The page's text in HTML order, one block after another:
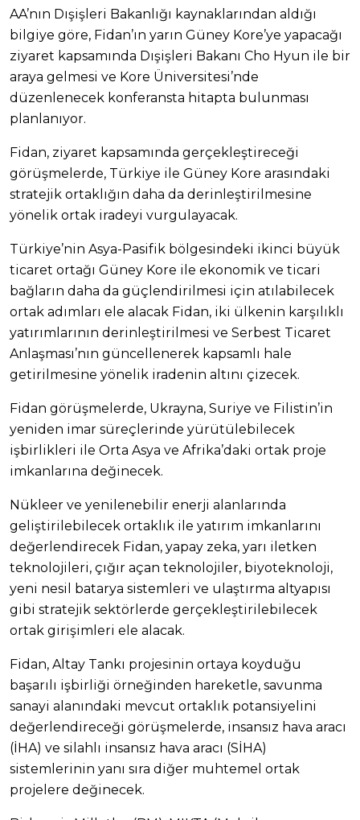
AA’nın Dışişleri Bakanlığı kaynaklarından aldığı
bilgiye göre, Fidan’ın yarın Güney Kore’ye yapacağı
ziyaret kapsamında Dışişleri Bakanı Cho Hyun ile bir
araya gelmesi ve Kore Üniversitesi’nde
düzenlenecek konferansta hitapta bulunması
planlanıyor.
Fidan, ziyaret kapsamında gerçekleştireceği
görüşmelerde, Türkiye ile Güney Kore arasındaki
stratejik ortaklığın daha da derinleştirilmesine
yönelik ortak iradeyi vurgulayacak.
Türkiye’nin Asya-Pasifik bölgesindeki ikinci büyük
ticaret ortağı Güney Kore ile ekonomik ve ticari
bağların daha da güçlendirilmesi için atılabilecek
ortak adımları ele alacak Fidan, iki ülkenin karşılıklı
yatırımlarının derinleştirilmesi ve Serbest Ticaret
Anlaşması’nın güncellenerek kapsamlı hale
getirilmesine yönelik iradenin altını çizecek.
Fidan görüşmelerde, Ukrayna, Suriye ve Filistin’in
yeniden imar süreçlerinde yürütülebilecek
işbirlikleri ile Orta Asya ve Afrika’daki ortak proje
imkanlarına değinecek.
Nükleer ve yenilenebilir enerji alanlarında
geliştirilebilecek ortaklık ile yatırım imkanlarını
değerlendirecek Fidan, yapay zeka, yarı iletken
teknolojileri, çığır açan teknolojiler, biyoteknoloji,
yeni nesil batarya sistemleri ve ulaştırma altyapısı
gibi stratejik sektörlerde gerçekleştirilebilecek
ortak girişimleri ele alacak.
Fidan, Altay Tankı projesinin ortaya koyduğu
başarılı işbirliği örneğinden hareketle, savunma
sanayi alanındaki mevcut ortaklık potansiyelini
değerlendireceği görüşmelerde, insansız hava aracı
(İHA) ve silahlı insansız hava aracı (SİHA)
sistemlerinin yanı sıra diğer muhtemel ortak
projelere değinecek.